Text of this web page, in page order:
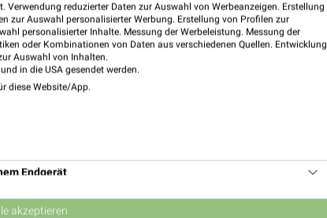
reduzierter Daten zur Auswahl von Werbeanzeigen. Erstellung
zur Auswahl personalisierter Werbung. Erstellung von Profilen zur
personalisierter Inhalte. Messung der Werbeleistung. Messung der
oder Kombinationen von Daten aus verschiedenen Quellen. Entwicklung
Auswahl von Inhalten.
in die USA gesendet werden.
diese Website/App.
Endgerät
akzeptieren